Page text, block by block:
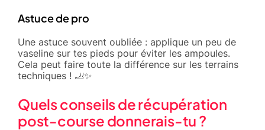
Astuce de pro
Une astuce souvent oubliée : applique un peu de
vaseline sur tes pieds pour éviter les ampoules.
Cela peut faire toute la différence sur les terrains
techniques ! 🦶✨
Quels conseils de récupération
post-course donnerais-tu ?